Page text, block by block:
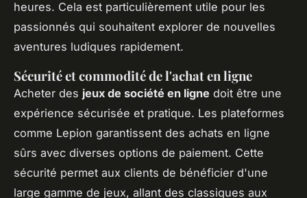
heures. Cela est particulièrement utile pour les
passionnés qui souhaitent explorer de nouvelles
aventures ludiques rapidement.
Sécurité et commodité de l'achat en ligne
Acheter des jeux de société en ligne doit être une
expérience sécurisée et pratique. Les plateformes
comme Lepion garantissent des achats en ligne
sûrs avec diverses options de paiement. Cette
sécurité permet aux clients de bénéficier d'une
large gamme de jeux, allant des classiques aux